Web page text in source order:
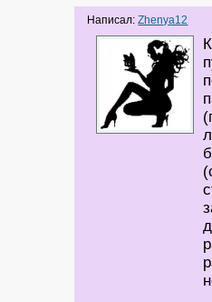
Написал:Zhenya12